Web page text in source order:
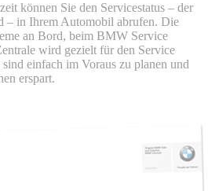
können Sie den Servicestatus – der
– in Ihrem Automobil abrufen. Die
an Bord, beim BMW Service
wird gezielt für den Service
einfach im Voraus zu planen und
erspart.